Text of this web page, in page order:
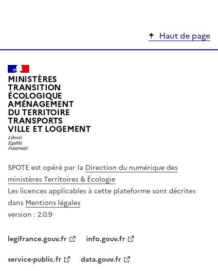
Haut de page
MINISTÈRES
TRANSITION
ÉCOLOGIQUE
AMÉNAGEMENT
DU TERRITOIRE
TRANSPORTS
VILLE ET LOGEMENT
SPOTE est opéré par la Direction du numérique des
ministères Territoires & Écologie
Les licences applicables à cette plateforme sont décrites
dans Mentions légales
version : 2.0.9
legifrance.gouv.fr
info.gouv.fr
service-public.fr
data.gouv.fr